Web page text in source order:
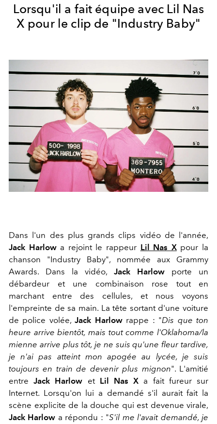
Lorsqu'il a fait équipe avec Lil Nas
X pour le clip de "Industry Baby"
Dans l'un des plus grands clips vidéo de l'année,
Jack Harlowa rejoint le rappeur Lil Nas Xpour la
chanson "Industry Baby", nommée aux Grammy
Awards. Dans la vidéo, Jack Harlow porte un
débardeur et une combinaison rose tout en
marchant entre des cellules, et nous voyons
l'empreinte de sa main. La tête sortant d'une voiture
de police volée,Jack Harlowrappe : "Dis que ton
heure arrive bientôt, mais tout comme l'Oklahoma/la
mienne arrive plus tôt, je ne suis qu'une fleur tardive,
je n'ai pas atteint mon apogée au lycée, je suis
toujours en train de devenir plus mignon". L'amitié
entreJack Harlow et Lil Nas X a fait fureur sur
Internet. Lorsqu'on lui a demandé s'il aurait fait la
scène explicite de la douche qui est devenue virale,
Jack Harlow a répondu : "S'il me l'avait demandé, je